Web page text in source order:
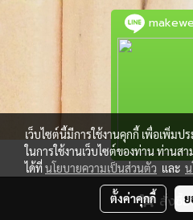
สั่งซื้
© Copyright 2021 All
เว็บไซต์นี้มีการใช้งานคุกกี้ เพื่อเพิ่ม
ในการใช้งานเว็บไซต์ของท่าน ท่านส
ได้ที่นโยบายความเป็นส่วนตัว และ
ตั้งค่าคุกกี้